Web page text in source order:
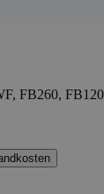
FB260,